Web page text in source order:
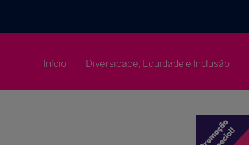
Início Diversidade, Equidade e Inclusão